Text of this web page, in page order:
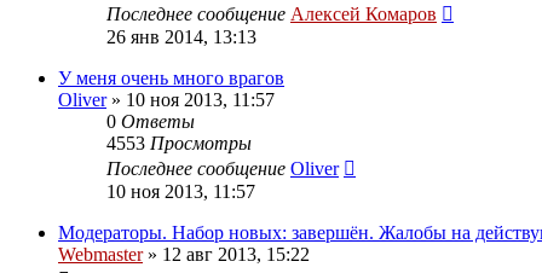
Последнее сообщение Алексей Комаров
26 янв 2014, 13:13
У меня очень много врагов
Oliver» 10 ноя 2013, 11:57
0 Ответы
4553 Просмотры
Последнее сообщение Oliver
10 ноя 2013, 11:57
Модераторы. Набор новых: завершён. Жалобы на
Webmaster» 12 авг 2013, 15:22